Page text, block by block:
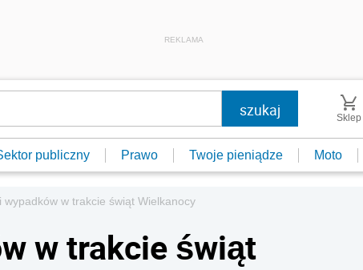
REKLAMA
Sklep
publiczny Prawo Twoje pieniądze Moto
wypadków w trakcie świąt Wielkanocy
w trakcie świąt